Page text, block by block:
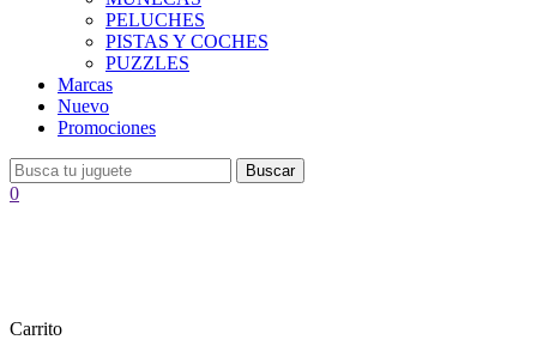
PELUCHES
PISTAS Y COCHES
PUZZLES
Marcas
Nuevo
Promociones
Buscar
0
Carrito